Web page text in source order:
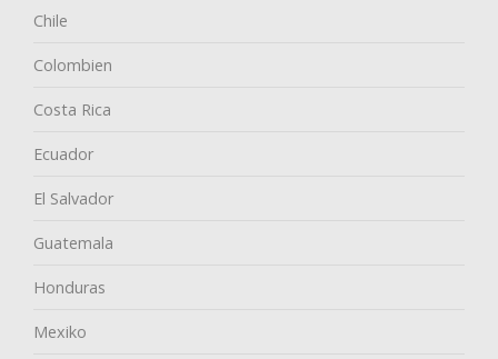
Chile
Colombien
Costa Rica
Ecuador
El Salvador
Guatemala
Honduras
Mexiko